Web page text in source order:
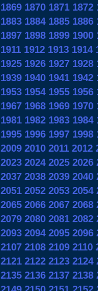
1869 1870 1871 1872
1883 1884 1885 1886
1897 1898 1899 1900
1911 1912 1913 1914
1925 1926 1927 1928
1939 1940 1941 1942
1953 1954 1955 1956
1967 1968 1969 1970
1981 1982 1983 1984
1995 1996 1997 1998
2009 2010 2011 2012
2023 2024 2025 2026
2037 2038 2039 2040
2051 2052 2053 2054
2065 2066 2067 2068
2079 2080 2081 2082
2093 2094 2095 2096
2107 2108 2109 2110
2121 2122 2123 2124
2135 2136 2137 2138